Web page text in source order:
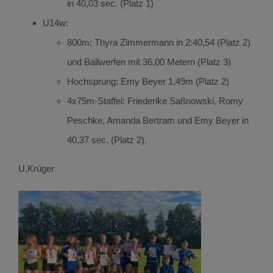
in 40,03 sec. (Platz 1)
U14w:
800m: Thyra Zimmermann in 2:40,54 (Platz 2)
und Ballwerfen mit 36,00 Metern (Platz 3)
Hochsprung: Emy Beyer 1,49m (Platz 2)
4x75m-Staffel: Friederike Saßnowski, Romy
Peschke, Amanda Bertram und Emy Beyer in
40,37 sec. (Platz 2).
U.Krüger